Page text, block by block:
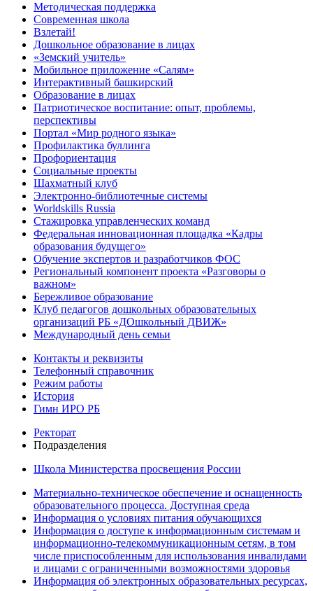
Методическая поддержка
Современная школа
Взлетай!
Дошкольное образование в лицах
«Земский учитель»
Мобильное приложение «Салям»
Интерактивный башкирский
Образование в лицах
Патриотическое воспитание: опыт, проблемы,
перспективы
Портал «Мир родного языка»
Профилактика буллинга
Профориентация
Социальные проекты
Шахматный клуб
Электронно-библиотечные системы
Worldskills Russia
Стажировка управленческих команд
Федеральная инновационная площадка «Кадры
образования будущего»
Обучение экспертов и разработчиков ФОС
Региональный компонент проекта «Разговоры о
важном»
Бережливое образование
Клуб педагогов дошкольных образовательных
организаций РБ «ДОшкольный ДВИЖ»
Международный день семьи
Контакты и реквизиты
Телефонный справочник
Режим работы
История
Гимн ИРО РБ
Ректорат
Подразделения
Школа Министерства просвещения России
Материально-техническое обеспечение и оснащенность
образовательного процесса. Доступная среда
Информация о условиях питания обучающихся
Информация о доступе к информационным системам и
информационно-телекоммуникационным сетям, в том
числе приспособленным для использования инвалидами
и лицами с ограниченными возможностями здоровья
Информация об электронных образовательных ресурсах,